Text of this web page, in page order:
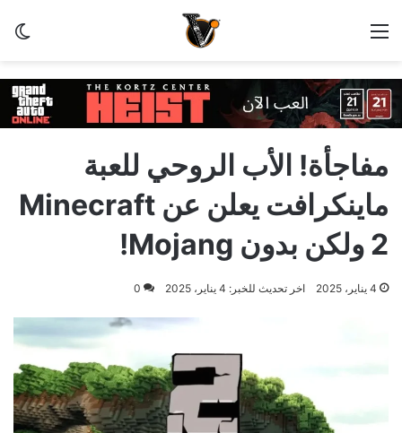
القائمة
مفاجأة! الأب الروحي للعبة
ماينكرافت يعلن عن Minecraft
2 ولكن بدون Mojang!
4 يناير، 2025 اخر تحديث للخبر: 4 يناير، 2025 0